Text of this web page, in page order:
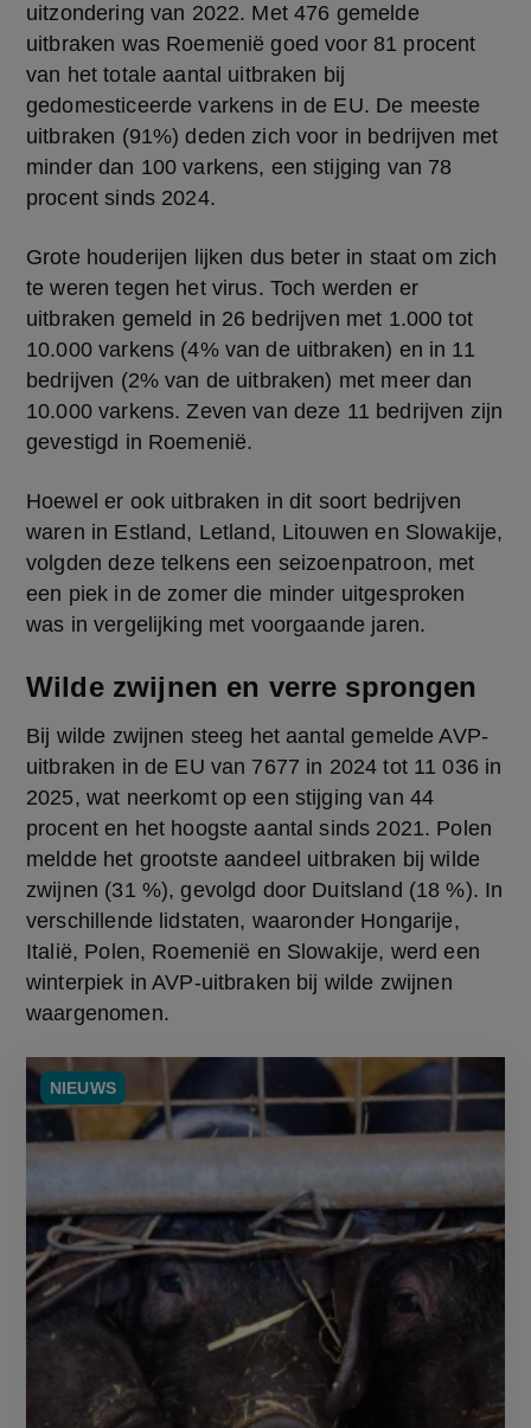
uitzondering van 2022. Met 476 gemelde
uitbraken was Roemenië goed voor 81 procent
van het totale aantal uitbraken bij
gedomesticeerde varkens in de EU. De meeste
uitbraken (91%) deden zich voor in bedrijven met
minder dan 100 varkens, een stijging van 78
procent sinds 2024.
Grote houderijen lijken dus beter in staat om zich
te weren tegen het virus. Toch werden er
uitbraken gemeld in 26 bedrijven met 1.000 tot
10.000 varkens (4% van de uitbraken) en in 11
bedrijven (2% van de uitbraken) met meer dan
10.000 varkens. Zeven van deze 11 bedrijven zijn
gevestigd in Roemenië.
Hoewel er ook uitbraken in dit soort bedrijven
waren in Estland, Letland, Litouwen en Slowakije,
volgden deze telkens een seizoenpatroon, met
een piek in de zomer die minder uitgesproken
was in vergelijking met voorgaande jaren.
Wilde zwijnen en verre sprongen
Bij wilde zwijnen steeg het aantal gemelde AVP-
uitbraken in de EU van 7677 in 2024 tot 11 036 in
2025, wat neerkomt op een stijging van 44
procent en het hoogste aantal sinds 2021. Polen
meldde het grootste aandeel uitbraken bij wilde
zwijnen (31 %), gevolgd door Duitsland (18 %). In
verschillende lidstaten, waaronder Hongarije,
Italië, Polen, Roemenië en Slowakije, werd een
winterpiek in AVP-uitbraken bij wilde zwijnen
waargenomen.
NIEUWS